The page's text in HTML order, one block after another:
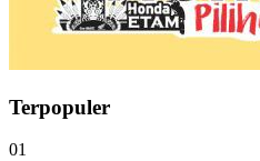
Terpopuler
01